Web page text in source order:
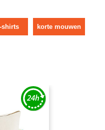
shirts korte mouwen